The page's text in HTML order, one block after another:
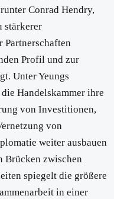
Conrad Hendry,
stärkerer
Profil und zur
Unter Yeungs
Handelskammer ihre
von Investitionen,
von
weiter ausbauen
Brücken zwischen
spiegelt die größere
in einer